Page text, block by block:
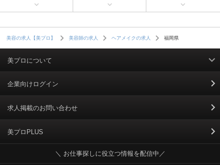
美容の求人【美プロ】 美容師の求人 ヘアメイクの求人 福岡県
美プロについて
利用規約
掲載規約
個人情報保護ポリシー
個人情報のお取り扱いについて
企業向けログイン
求人掲載のお問い合わせ
美プロPLUS
＼ お仕事探しに役立つ情報を配信中／